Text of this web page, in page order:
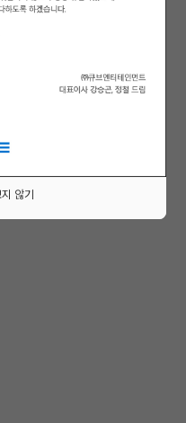
않기